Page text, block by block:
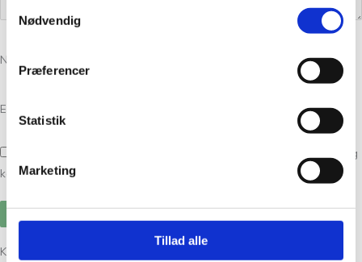
Nødvendig
Præferencer
Statistik
Marketing
Tillad alle
Navn
E-mail
Gem mit navn, mail og websted i denne browser til næste gang jeg
kommenterer.
Kunder købte også